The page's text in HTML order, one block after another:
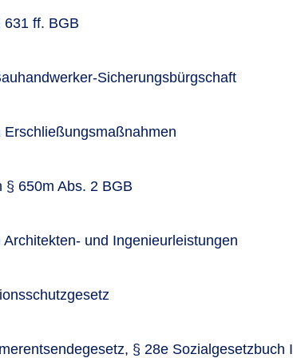
ff. BGB
Sicherungsbürgschaft
§ 650m Abs. 2 BGB
und Ingenieurleistungen
§ 28e Sozialgesetzbuch